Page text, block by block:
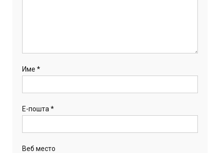
Име*
Е-пошта*
Веб место